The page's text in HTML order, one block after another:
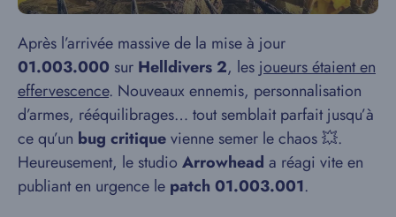
Après l’arrivée massive de la mise à jour
01.003.000 sur Helldivers 2, les joueurs étaient en
effervescence. Nouveaux ennemis, personnalisation
d’armes, rééquilibrages… tout semblait parfait jusqu’à
ce qu’un bug critiquevienne semer le chaos 💥.
Heureusement, le studio Arrowhead a réagi vite en
publiant en urgence le patch 01.003.001.